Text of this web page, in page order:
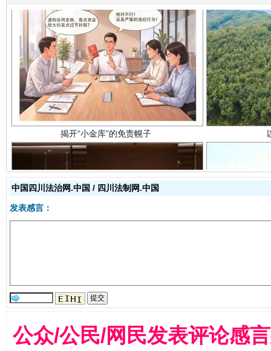
揭开“小金库”的免责幌子
中国四川法治网.中国 / 四川法制网.中国
发表感言：
公众/公民/网民发表评论感